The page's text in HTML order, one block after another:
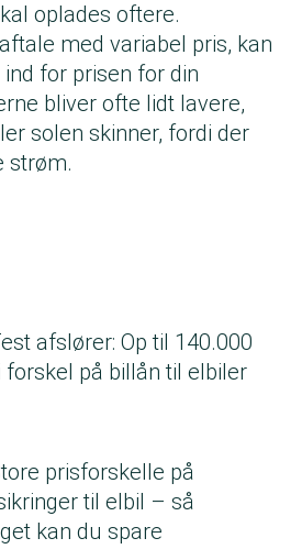
oplades oftere.
med variabel pris, kan
for prisen for din
bliver ofte lidt lavere,
solen skinner, fordi der
strøm.
afslører: Op til 140.000
forskel på billån til elbiler
prisforskelle på
til elbil – så
kan du spare